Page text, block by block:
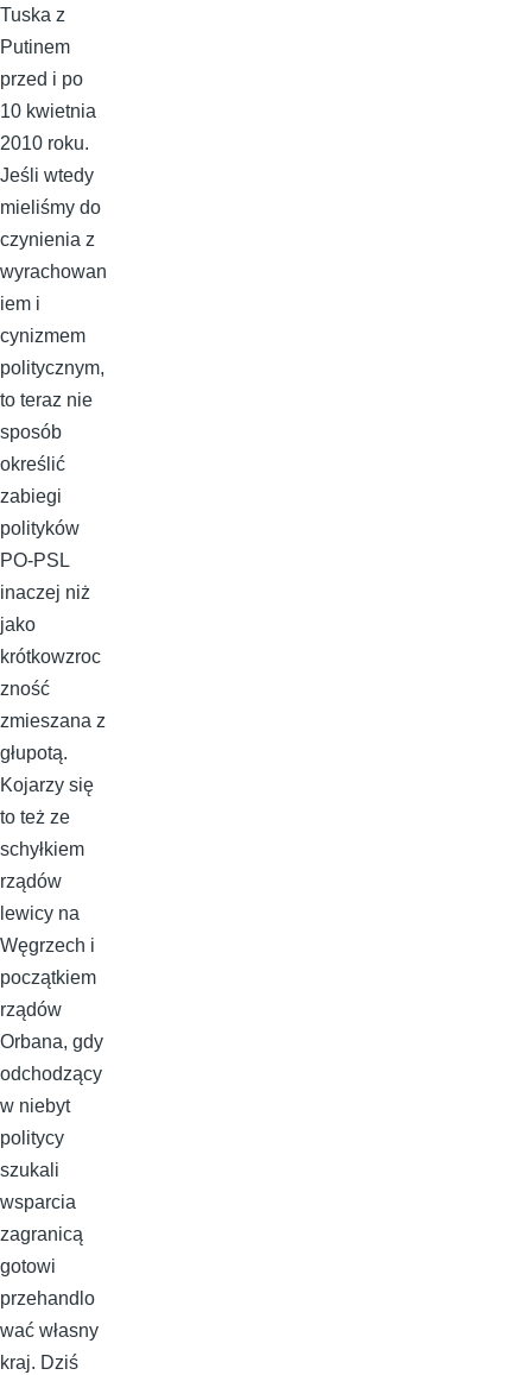
Tuska z
Putinem
przed i po
10 kwietnia
2010 roku.
Jeśli wtedy
mieliśmy do
czynienia z
wyrachowan
iem i
cynizmem
politycznym,
to teraz nie
sposób
określić
zabiegi
polityków
PO-PSL
inaczej niż
jako
krótkowzroc
zność
zmieszana z
głupotą.
Kojarzy się
to też ze
schyłkiem
rządów
lewicy na
Węgrzech i
początkiem
rządów
Orbana, gdy
odchodzący
w niebyt
politycy
szukali
wsparcia
zagranicą
gotowi
przehandlo
wać własny
kraj. Dziś